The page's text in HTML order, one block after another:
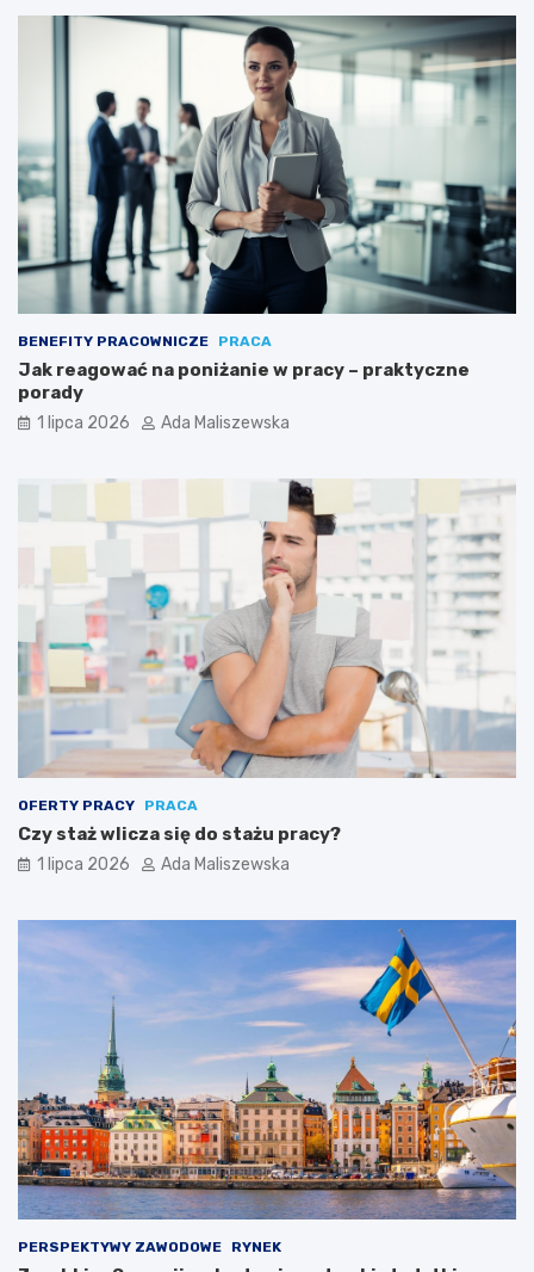
BENEFITY PRACOWNICZE PRACA
Jak reagować na poniżanie w pracy – praktyczne
porady
1 lipca 2026 Ada Maliszewska
OFERTY PRACY PRACA
Czy staż wlicza się do stażu pracy?
1 lipca 2026 Ada Maliszewska
PERSPEKTYWY ZAWODOWE RYNEK